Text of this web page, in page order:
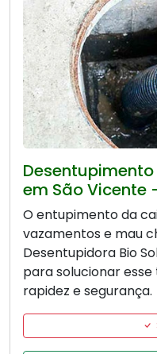
em São Vicente
O entupimento da
vazamentos e mau
Desentupidora Bio
para solucionar
rapidez e segurança.